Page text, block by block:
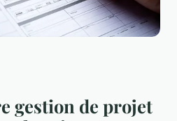
gestion de projet